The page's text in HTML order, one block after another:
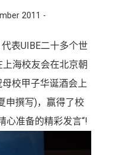
2011 -
表UIBE二十多个世
海校友会在北京朝
校甲子华诞酒会上
申撰写)，赢得了校
心准备的精彩发言“!